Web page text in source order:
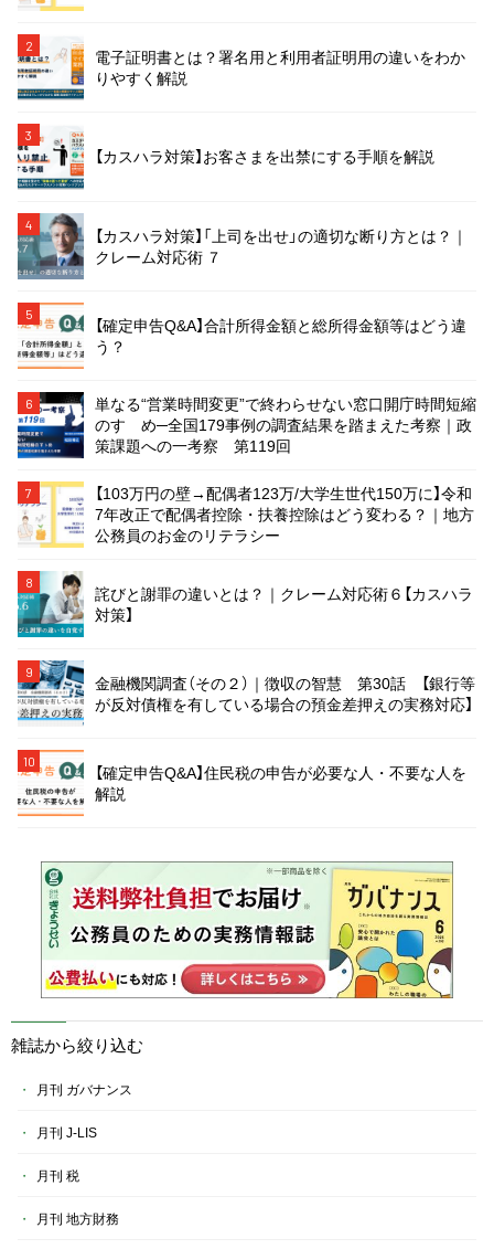
2
電子証明書とは？署名用と利用者証明用の違いをわか
りやすく解説
3
【カスハラ対策】お客さまを出禁にする手順を解説
4
【カスハラ対策】「上司を出せ」の適切な断り方とは？｜
クレーム対応術 ７
5
【確定申告Q&A】合計所得金額と総所得金額等はどう違
う？
6
単なる“営業時間変更”で終わらせない窓口開庁時間短縮
のすゝめ─全国179事例の調査結果を踏まえた考察｜政
策課題への一考察 第119回
7
【103万円の壁→配偶者123万/大学生世代150万に】令和
7年改正で配偶者控除・扶養控除はどう変わる？｜地方
公務員のお金のリテラシー
8
詫びと謝罪の違いとは？｜クレーム対応術６【カスハラ
対策】
9
金融機関調査（その２）｜徴収の智慧 第30話 【銀行等
が反対債権を有している場合の預金差押えの実務対応】
10
【確定申告Q&A】住民税の申告が必要な人・不要な人を
解説
雑誌から絞り込む
月刊 ガバナンス
月刊 J-LIS
月刊 税
月刊 地方財務